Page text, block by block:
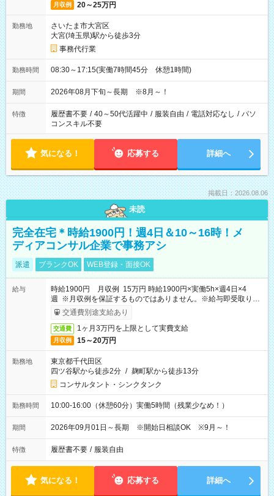
月収例 20～25万円
勤務地
さいたま市大宮区
大宮(埼玉県)駅から徒歩3分
事務代行業
勤務時間 08:30～17:15(実働7時間45分 休憩1時間)
期間 2026年08月下旬～長期 ※8月～！
特徴 履歴書不要 / 40～50代活躍中 / 服装自由 / 電話対応なし / パソ
コンスキル不要
気になる！ 応募する 詳細へ
掲載日：2026.08.06
未読
完全在宅＊時給1900円！週4日＆10～16時！メ
ディアコンサル企業で事務アシ
派遣 ブランクOK WEB登録・面接OK
給与
時給1900円 月収例 15万円 時給1900円×実働5h×週4日×4
週 ※月収例を保証するものではありません。※給与即受取りサ
ービス利用可（利用条件有）
交通費別途支給あり
交通費 1ヶ月3万円を上限として実費支給
月収例 15～20万円
勤務地
東京都千代田区
四ツ谷駅から徒歩2分 / 麹町駅から徒歩13分
コンサルタント・シンクタンク
勤務時間 10:00-16:00（休憩60分）実働5時間（残業少なめ！）
期間 2026年09月01日～長期 ※開始日相談OK ※9月～！
特徴 履歴書不要 / 服装自由
気になる！ 応募する 詳細へ